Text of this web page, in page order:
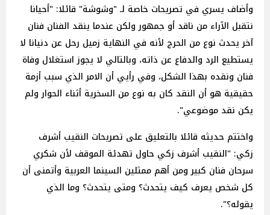
وأضاف يسري في تصريحات خاصة لـ "وشوشة" قائلا: "أحيانا
نتقبل الآراء من ناقد أو جمهور ولكن عندما ينقد الفنان فنان
آخر يحدث نوع من الحرج لأنه في النهاية زميل رحل عن دنيانا لا
يستطيع الرد والدفاع عن ذاته، وبالتالي لا يجوز استغلال وفاة
فنان ونقده بهذا الشكل، وفي رأيي أن الامر الذي سبب أزمة
حقيقية هو أن النقد كان به نوع من السخرية أثناء الحوار ولم
يكن نقد موضوعي".
واختتم حديثه قائلا بالتعليق على تصريحات النقيب أشرف
زكي: "النقيب أشرف زكي حاول تهدئة الموقف لأن شكري
سرحان فنان كبير ومن أهم ممثلين السينما العربية وأتمنى أن
كل شخص يعرف كيف يتحدث؟ ومتى يتحدث؟ وما الذي
يقوله؟".